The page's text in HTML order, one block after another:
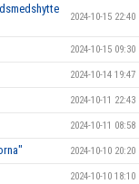
2024-10-15 22:40
2024-10-15 09:30
2024-10-14 19:47
2024-10-11 22:43
2024-10-11 08:58
2024-10-10 20:20
2024-10-10 18:10